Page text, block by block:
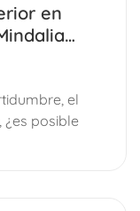
en
el
posible